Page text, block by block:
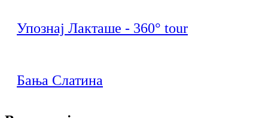
Упознај Лакташе - 360° tour
Бања Слатина